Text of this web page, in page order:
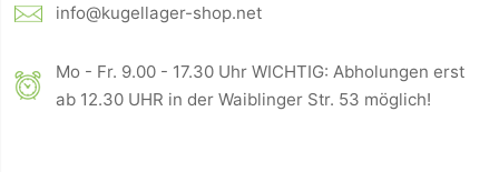
info@kugellager-shop.net
Mo - Fr. 9.00 - 17.30 Uhr WICHTIG: Abholungen erst
ab 12.30 UHR in der Waiblinger Str. 53 möglich!